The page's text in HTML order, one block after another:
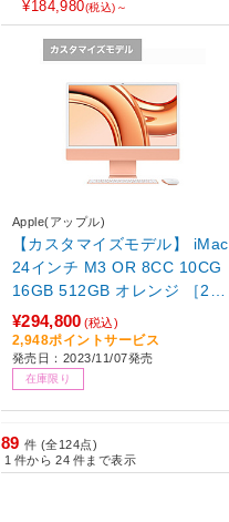
¥184,980(税込)～
Apple(アップル)
【カスタマイズモデル】 iMac
24インチ M3 OR 8CC 10CG
16GB 512GB オレンジ ［23.
5型 /Apple M3 /メモリ：16G
B /SSD：512GB /2023年11月
モデル］
¥294,800 (税込)
2,948ポイントサービス
発売日：2023/11/07発売
在庫限り
89 件 (全124点)
1 件から 24 件まで表示